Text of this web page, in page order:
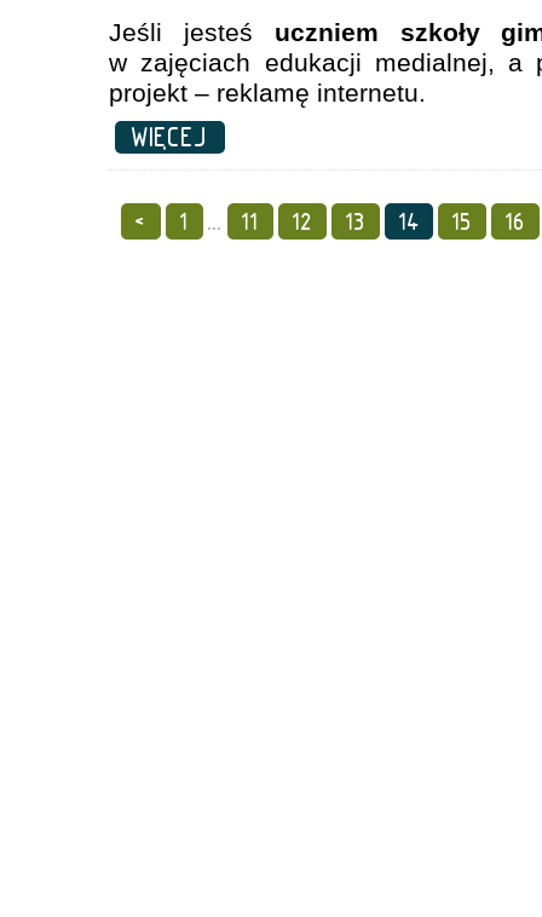
Jeśli jesteś uczniem szkoły
w zajęciach edukacji medialnej, a
projekt – reklamę internetu.
WIĘCEJ
< 1 ... 11 12 13 14 15 16